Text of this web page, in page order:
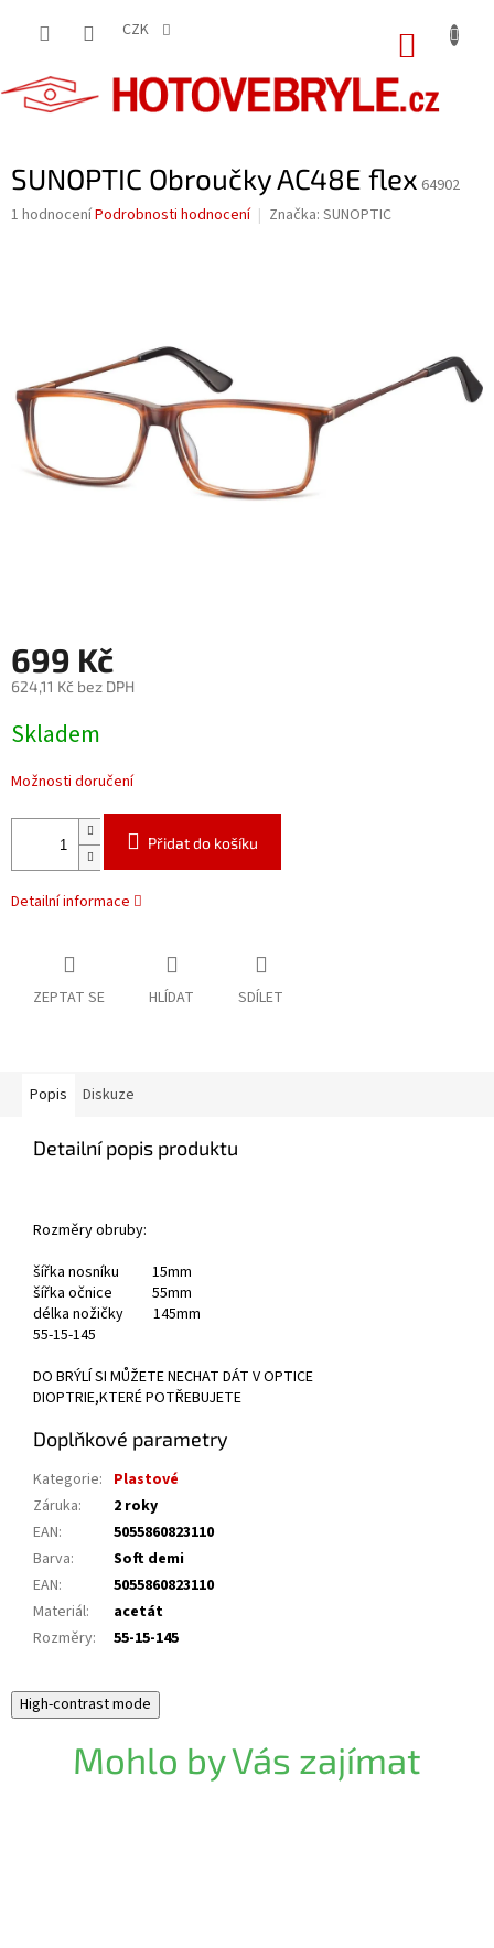
CZK
SUNOPTIC Obroučky AC48E flex 64902
Průměrné
1 hodnoceníPodrobnosti hodnocení Značka: SUNOPTIC
699 Kč
624,11 Kč bez DPH
cena:
Skladem
Možnosti doručení
Přidat do košíku
Detailní informace
ZEPTAT SE HLÍDAT SDÍLET
Popis Diskuze
Detailní popis produktu
Rozměry obruby:
šířka nosníku 15mm
šířka očnice 55mm
délka nožičky 145mm
55-15-145
DO BRÝLÍ SI MŮŽETE NECHAT DÁT V OPTICE
DIOPTRIE,KTERÉ POTŘEBUJETE
Doplňkové parametry
Kategorie: Plastové
Záruka:
2 roky
EAN:
5055860823110
Barva:
Soft demi
EAN:
5055860823110
Materiál:
acetát
Rozměry: 55-15-145
High-contrast mode
Mohlo by Vás zajímat